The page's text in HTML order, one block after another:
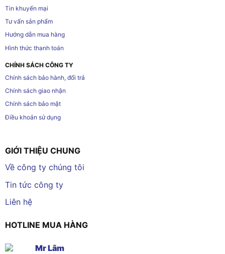
Tin khuyến mại
Tư vấn sản phẩm
Hướng dẫn mua hàng
Hình thức thanh toán
CHÍNH SÁCH CÔNG TY
Chính sách bảo hành, đổi trả
Chính sách giao nhận
Chính sách bảo mật
Điều khoản sử dụng
GIỚI THIỆU CHUNG
Về công ty chúng tôi
Tin tức công ty
Liên hệ
HOTLINE MUA HÀNG
Mr Lâm